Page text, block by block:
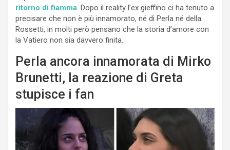
ritorno di fiamma. Dopo il reality l’ex gieffino ci ha tenuto a
precisare che non è più innamorato, né di Perla né della
Rossetti, in molti però pensano che la storia d’amore con
la Vatiero non sia davvero finita.
Perla ancora innamorata di Mirko
Brunetti, la reazione di Greta
stupisce i fan